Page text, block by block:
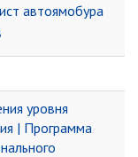
автоямобура
уровня
| Программа